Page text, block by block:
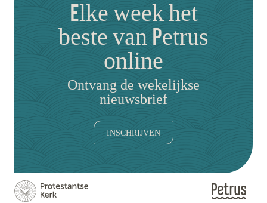
Elke week het
beste van Petrus
online
Ontvang de wekelijkse
nieuwsbrief
INSCHRIJVEN